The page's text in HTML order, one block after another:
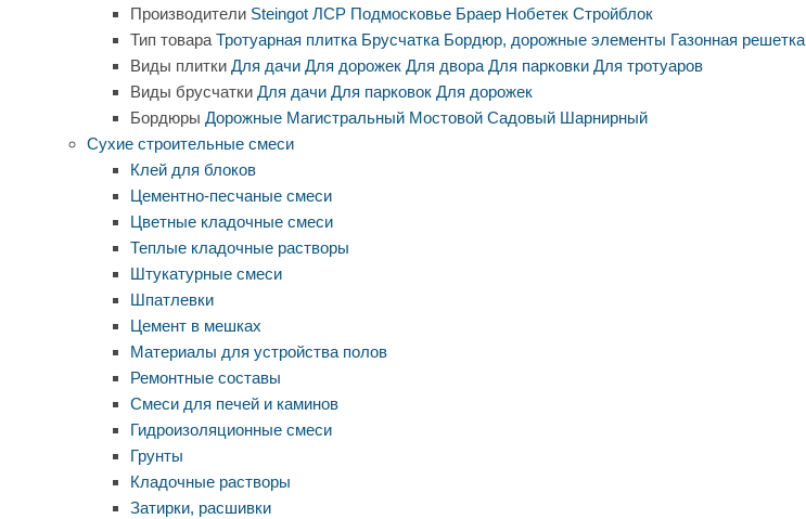
Производители Steingot ЛСР Подмосковье Браер Нобетек Стройблок
Тип товара Тротуарная плитка Брусчатка Бордюр, дорожные элементы Газонная решетка
Виды плитки Для дачи Для дорожек Для двора Для парковки Для тротуаров
Виды брусчатки Для дачи Для парковок Для дорожек
Бордюры Дорожные Магистральный Мостовой Садовый Шарнирный
Сухие строительные смеси
Клей для блоков
Цементно-песчаные смеси
Цветные кладочные смеси
Теплые кладочные растворы
Штукатурные смеси
Шпатлевки
Цемент в мешках
Материалы для устройства полов
Ремонтные составы
Смеси для печей и каминов
Гидроизоляционные смеси
Грунты
Кладочные растворы
Затирки, расшивки